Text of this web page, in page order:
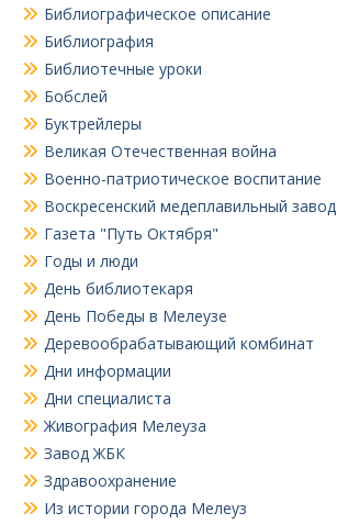
Библиографическое описание
Библиография
Библиотечные уроки
Бобслей
Буктрейлеры
Великая Отечественная война
Военно-патриотическое воспитание
Воскресенский медеплавильный завод
Газета "Путь Октября"
Годы и люди
День библиотекаря
День Победы в Мелеузе
Деревообрабатывающий комбинат
Дни информации
Дни специалиста
Живография Мелеуза
Завод ЖБК
Здравоохранение
Из истории города Мелеуз